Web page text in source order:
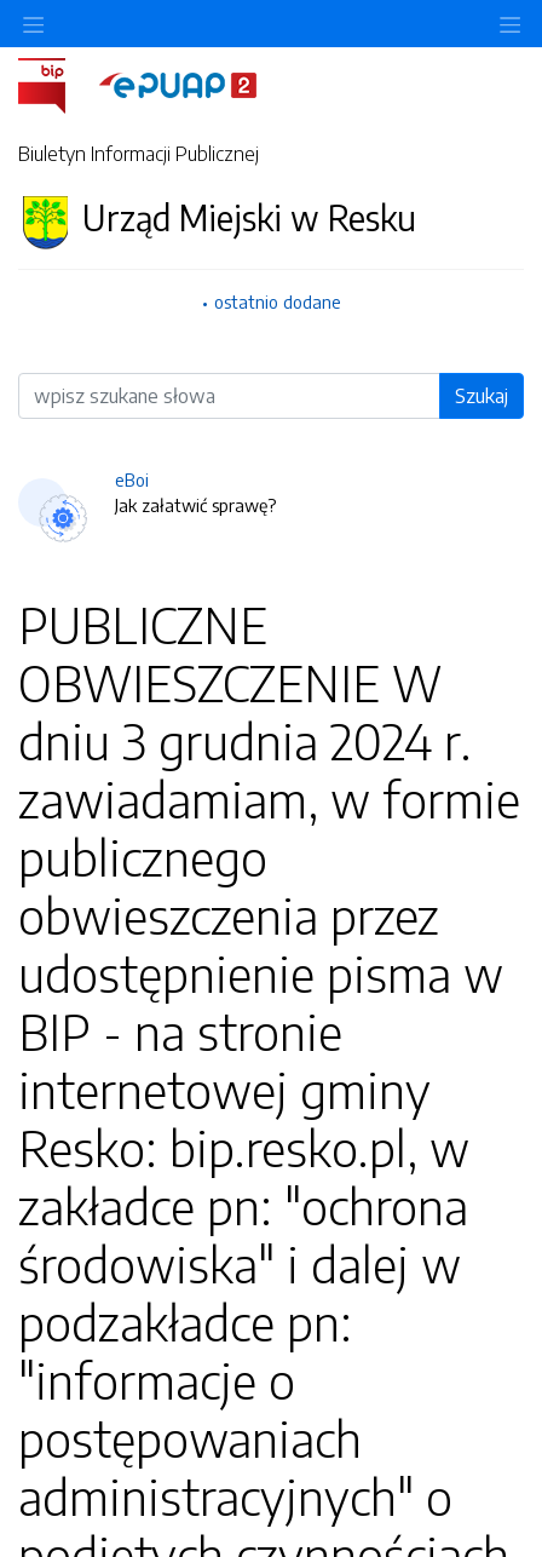
Biuletyn Informacji Publicznej
Urząd Miejski w Resku
ostatnio dodane
Wyszukiwarka Szukaj
eBoi
Jak załatwić sprawę?
PUBLICZNE
OBWIESZCZENIE W
dniu 3 grudnia 2024 r.
zawiadamiam, w formie
publicznego
obwieszczenia przez
udostępnienie pisma w
BIP - na stronie
internetowej gminy
Resko: bip.resko.pl, w
zakładce pn: "ochrona
środowiska" i dalej w
podzakładce pn:
"informacje o
postępowaniach
administracyjnych" o